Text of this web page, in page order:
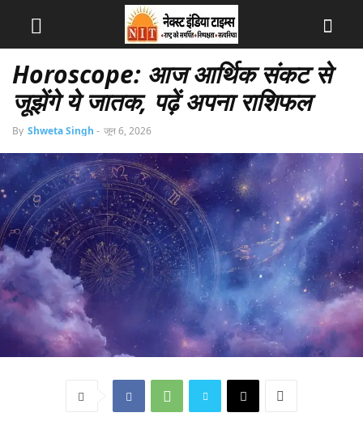
Horoscope: आज आर्थिक संकट से
जूझेंगे ये जातक, पढ़ें अपना राशिफल
By Shweta Singh - जून 6, 2026